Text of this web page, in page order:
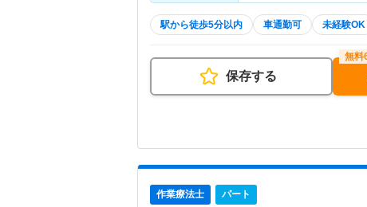
駅から徒歩5分以内 車通勤可 未経験OK
保存する
作業療法士 パート